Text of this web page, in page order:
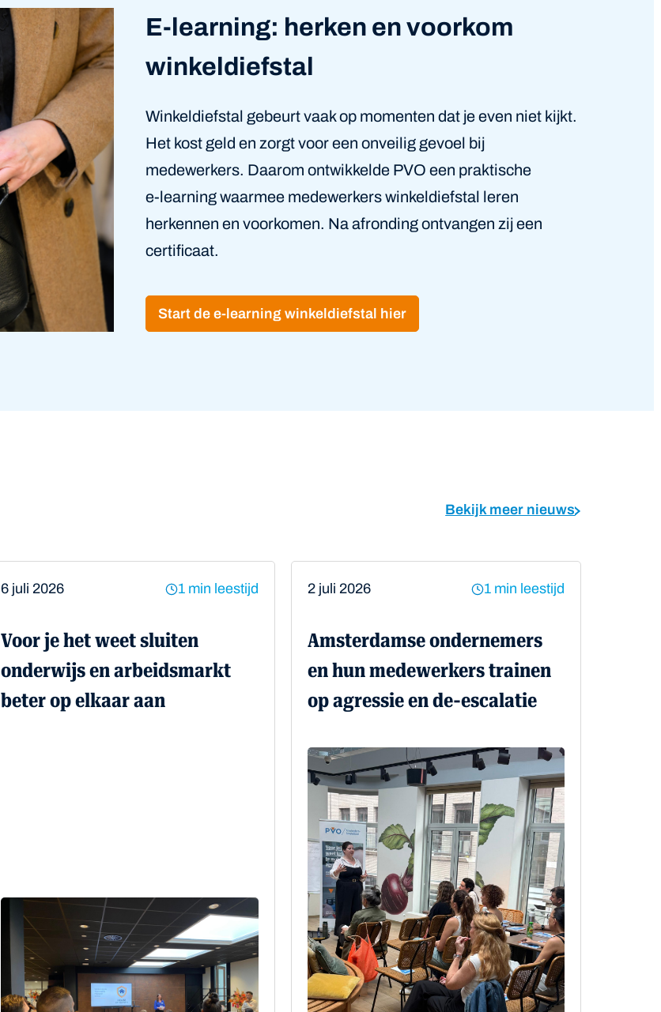
E-learning: herken en voorkom
winkeldiefstal
Winkeldiefstal gebeurt vaak op momenten dat je even niet kijkt.
Het kost geld en zorgt voor een onveilig gevoel bij
medewerkers. Daarom ontwikkelde PVO een praktische
e‑learning waarmee medewerkers winkeldiefstal leren
herkennen en voorkomen. Na afronding ontvangen zij een
certificaat.
Start de e-learning winkeldiefstal hier
Bekijk meer nieuws
6 juli 2026 1 min leestijd
Voor je het weet sluiten
onderwijs en arbeidsmarkt
beter op elkaar aan
2 juli 2026 1 min leestijd
Amsterdamse ondernemers
en hun medewerkers trainen
op agressie en de-escalatie